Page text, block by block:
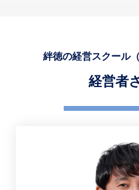
絆徳の経営スクール
経営者